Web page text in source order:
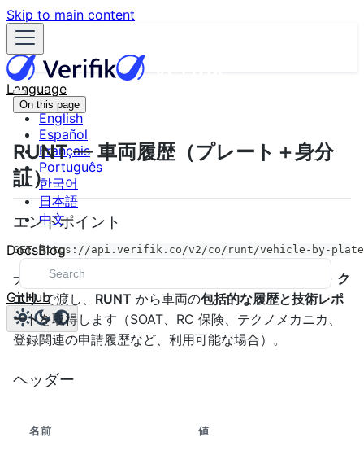
Skip to main content
Language
English
Español
Français
Português
한국어
日本語
中文
DocsBlog
GitHub
On this page
RUNT — 車両履歴（プレート＋身分
証）
エンドポイント
GET https://api.verifik.co/v2/co/runt/vehicle-by-plate
ナンバーと名義人の を ク
エリで渡し、 RUNT から車両の包括的な履歴と技術レポ
ートを取得します（SOAT、RC 保険、テクノメカニカ、
登録関連の申請履歴など、利用可能な場合）。
ヘッダー
名前 値